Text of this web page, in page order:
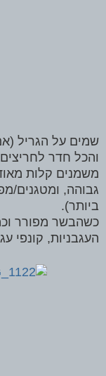
שמים על הגריל
והכל חדר
משמנים קלות
גבוהה, ומטגנים/
ביותר).
כשהבשר מפורר
העגבניות, קונפי